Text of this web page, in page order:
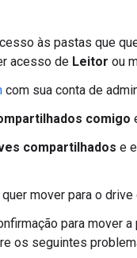
às pastas que
acesso de Leitor ou
com sua conta de
comigo
compartilhados e
mover para o drive
para mover
os seguintes